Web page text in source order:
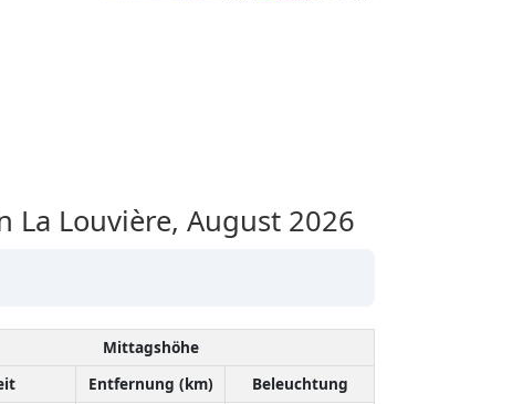
Louvière, August 2026
Mittagshöhe
Entfernung (km)
Beleuchtung